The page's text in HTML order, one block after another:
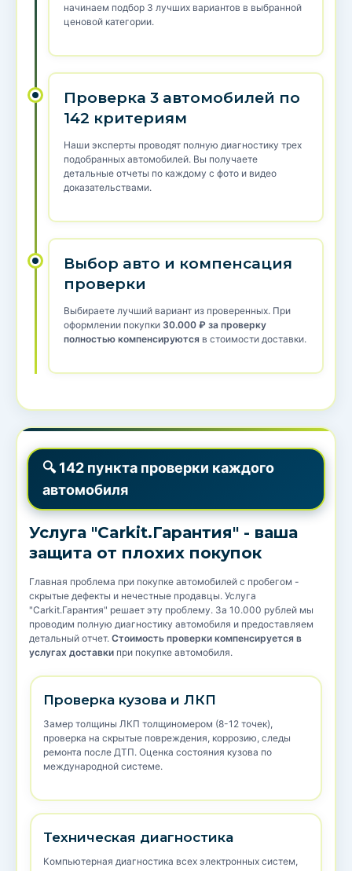
начинаем подбор 3 лучших вариантов в выбранной
ценовой категории.
Проверка 3 автомобилей по
142 критериям
Наши эксперты проводят полную диагностику трех
подобранных автомобилей. Вы получаете
детальные отчеты по каждому с фото и видео
доказательствами.
Выбор авто и компенсация
проверки
Выбираете лучший вариант из проверенных. При
оформлении покупки 30.000 ₽ за проверку
полностью компенсируются в стоимости доставки.
🔍 142 пункта проверки каждого
автомобиля
Услуга "Carkit.Гарантия" - ваша
защита от плохих покупок
Главная проблема при покупке автомобилей с пробегом -
скрытые дефекты и нечестные продавцы. Услуга
"Carkit.Гарантия" решает эту проблему. За 10.000 рублей мы
проводим полную диагностику автомобиля и предоставляем
детальный отчет. Стоимость проверки компенсируется в
услугах доставки при покупке автомобиля.
Проверка кузова и ЛКП
Замер толщины ЛКП толщиномером (8-12 точек),
проверка на скрытые повреждения, коррозию, следы
ремонта после ДТП. Оценка состояния кузова по
международной системе.
Техническая диагностика
Компьютерная диагностика всех электронных систем,